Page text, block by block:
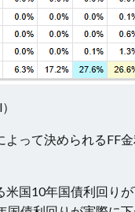
よって決められるFF
国10年国債利回り